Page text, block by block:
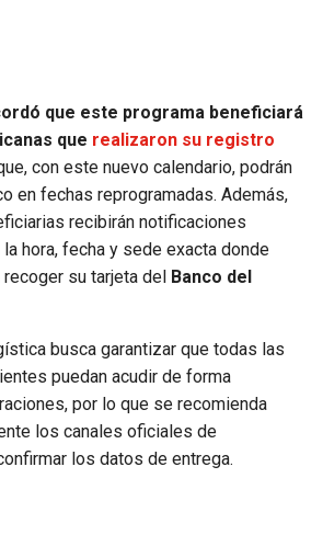
que este programa beneficiará
que realizaron su registro
con este nuevo calendario, podrán
en fechas reprogramadas. Además,
recibirán notificaciones
hora, fecha y sede exacta donde
su tarjeta del Banco del
busca garantizar que todas las
puedan acudir de forma
por lo que se recomienda
los canales oficiales de
los datos de entrega.